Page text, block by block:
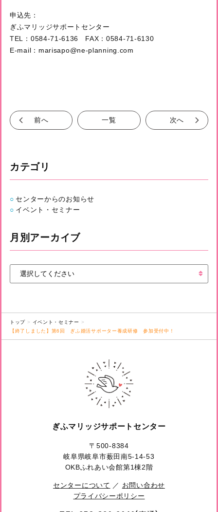
申込先：
ぎふマリッジサポートセンター
TEL：0584-71-6136 FAX：0584-71-6130
E-mail： marisapo@ne-planning.com
前へ 一覧 次へ
カテゴリ
センターからのお知らせ
イベント・セミナー
月別アーカイブ
トップ
イベント・セミナー
【終了しました】第6回 ぎふ婚活サポーター養成研修 参加受付中！
ぎふマリッジサポートセンター
〒500-8384
岐阜県岐阜市薮田南5-14-53
OKBふれあい会館第1棟2階
センターについて ／ お問い合わせ
プライバシーポリシー